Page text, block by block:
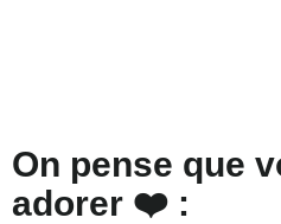
On pense que
adorer ❤️ :